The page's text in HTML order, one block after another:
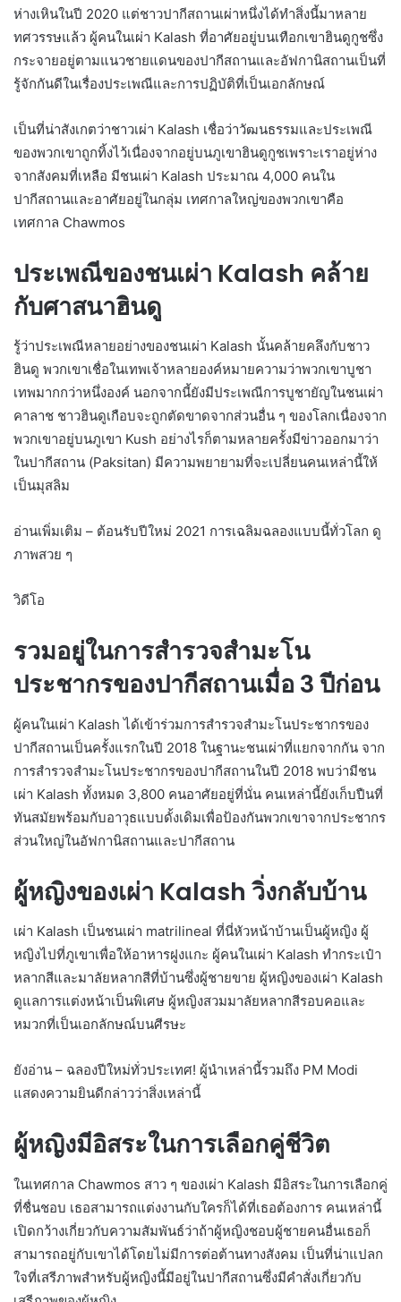
ห่างเหินในปี 2020 แต่ชาวปากีสถานเผ่าหนึ่งได้ทำสิ่งนี้มาหลาย
ทศวรรษแล้ว ผู้คนในเผ่า Kalash ที่อาศัยอยู่บนเทือกเขาฮินดูกูชซึ่ง
กระจายอยู่ตามแนวชายแดนของปากีสถานและอัฟกานิสถานเป็นที่
รู้จักกันดีในเรื่องประเพณีและการปฏิบัติที่เป็นเอกลักษณ์
เป็นที่น่าสังเกตว่าชาวเผ่า Kalash เชื่อว่าวัฒนธรรมและประเพณี
ของพวกเขาถูกทิ้งไว้เนื่องจากอยู่บนภูเขาฮินดูกูชเพราะเราอยู่ห่าง
จากสังคมที่เหลือ มีชนเผ่า Kalash ประมาณ 4,000 คนใน
ปากีสถานและอาศัยอยู่ในกลุ่ม เทศกาลใหญ่ของพวกเขาคือ
เทศกาล Chawmos
ประเพณีของชนเผ่า Kalash คล้าย
กับศาสนาฮินดู
รู้ว่าประเพณีหลายอย่างของชนเผ่า Kalash นั้นคล้ายคลึงกับชาว
ฮินดู พวกเขาเชื่อในเทพเจ้าหลายองค์หมายความว่าพวกเขาบูชา
เทพมากกว่าหนึ่งองค์ นอกจากนี้ยังมีประเพณีการบูชายัญในชนเผ่า
คาลาช ชาวฮินดูเกือบจะถูกตัดขาดจากส่วนอื่น ๆ ของโลกเนื่องจาก
พวกเขาอยู่บนภูเขา Kush อย่างไรก็ตามหลายครั้งมีข่าวออกมาว่า
ในปากีสถาน (Paksitan) มีความพยายามที่จะเปลี่ยนคนเหล่านี้ให้
เป็นมุสลิม
อ่านเพิ่มเติม – ต้อนรับปีใหม่ 2021 การเฉลิมฉลองแบบนี้ทั่วโลก ดู
ภาพสวย ๆ
วิดีโอ
รวมอยู่ในการสำรวจสำมะโน
ประชากรของปากีสถานเมื่อ 3 ปีก่อน
ผู้คนในเผ่า Kalash ได้เข้าร่วมการสำรวจสำมะโนประชากรของ
ปากีสถานเป็นครั้งแรกในปี 2018 ในฐานะชนเผ่าที่แยกจากกัน จาก
การสำรวจสำมะโนประชากรของปากีสถานในปี 2018 พบว่ามีชน
เผ่า Kalash ทั้งหมด 3,800 คนอาศัยอยู่ที่นั่น คนเหล่านี้ยังเก็บปืนที่
ทันสมัยพร้อมกับอาวุธแบบดั้งเดิมเพื่อป้องกันพวกเขาจากประชากร
ส่วนใหญ่ในอัฟกานิสถานและปากีสถาน
ผู้หญิงของเผ่า Kalash วิ่งกลับบ้าน
เผ่า Kalash เป็นชนเผ่า matrilineal ที่นี่หัวหน้าบ้านเป็นผู้หญิง ผู้
หญิงไปที่ภูเขาเพื่อให้อาหารฝูงแกะ ผู้คนในเผ่า Kalash ทำกระเป๋า
หลากสีและมาลัยหลากสีที่บ้านซึ่งผู้ชายขาย ผู้หญิงของเผ่า Kalash
ดูแลการแต่งหน้าเป็นพิเศษ ผู้หญิงสวมมาลัยหลากสีรอบคอและ
หมวกที่เป็นเอกลักษณ์บนศีรษะ
ยังอ่าน – ฉลองปีใหม่ทั่วประเทศ! ผู้นำเหล่านี้รวมถึง PM Modi
แสดงความยินดีกล่าวว่าสิ่งเหล่านี้
ผู้หญิงมีอิสระในการเลือกคู่ชีวิต
ในเทศกาล Chawmos สาว ๆ ของเผ่า Kalash มีอิสระในการเลือกคู่
ที่ชื่นชอบ เธอสามารถแต่งงานกับใครก็ได้ที่เธอต้องการ คนเหล่านี้
เปิดกว้างเกี่ยวกับความสัมพันธ์ว่าถ้าผู้หญิงชอบผู้ชายคนอื่นเธอก็
สามารถอยู่กับเขาได้โดยไม่มีการต่อต้านทางสังคม เป็นที่น่าแปลก
ใจที่เสรีภาพสำหรับผู้หญิงนี้มีอยู่ในปากีสถานซึ่งมีคำสั่งเกี่ยวกับ